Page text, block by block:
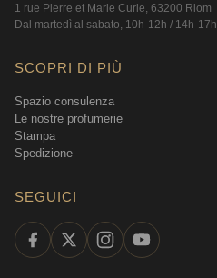
1 rue Pierre et Marie Curie, 63200 Riom
Dal martedì al sabato, 10h-12h / 14h-17h
SCOPRI DI PIÙ
Spazio consulenza
Le nostre profumerie
Stampa
Spedizione
SEGUICI